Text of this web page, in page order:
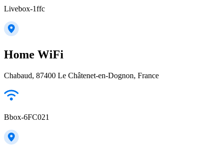
Livebox-1ffc
Home WiFi
Chabaud, 87400 Le Châtenet-en-Dognon, France
Bbox-6FC021